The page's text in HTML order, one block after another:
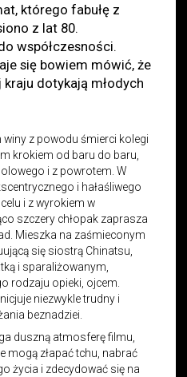
którego fabułę z
z lat 80.
współczesności.
się bowiem mówić, że
dotykają młodych
z powodu śmierci kolegi
krokiem od baru do baru,
i z powrotem. W
i hałaśliwego
i z wyrokiem w
szczery chłopak zaprasza
Mieszka na zaśmieconym
się siostrą Chinatsu,
i sparaliżowanym,
rodzaju opieki, ojcem.
niezwykle trudny i
beznadziei.
duszną atmosferę filmu,
mogą złapać tchu, nabrać
życia i zdecydować się na